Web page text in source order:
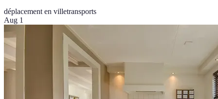
déplacement en villetransports
Aug 1